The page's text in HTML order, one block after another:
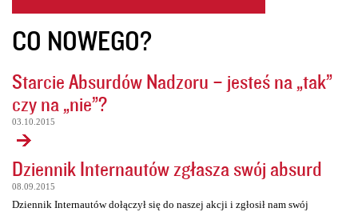
CO NOWEGO?
Starcie Absurdów Nadzoru – jesteś na „tak”
czy na „nie”?
03.10.2015
Dziennik Internautów zgłasza swój absurd
08.09.2015
Dziennik Internautów dołączył się do naszej akcji i zgłosił nam swój